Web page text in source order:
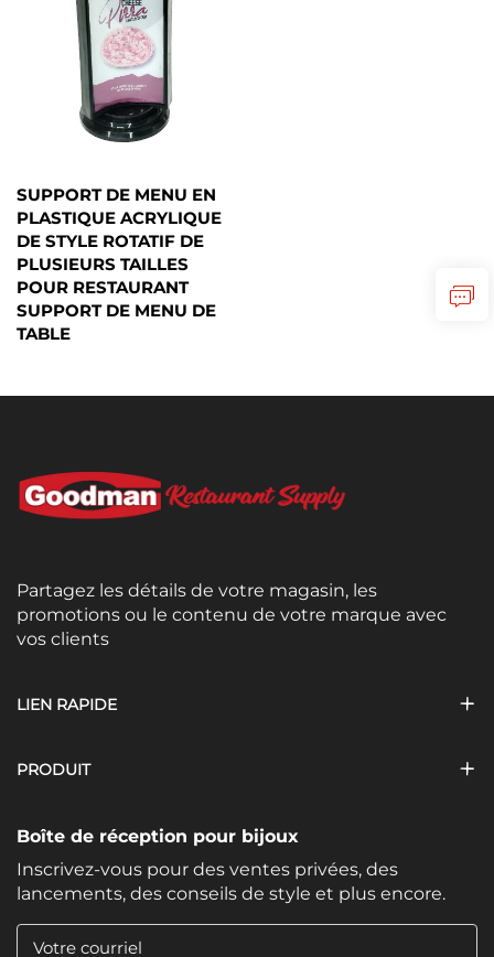
SUPPORT DE MENU EN
PLASTIQUE ACRYLIQUE
DE STYLE ROTATIF DE
PLUSIEURS TAILLES
POUR RESTAURANT
SUPPORT DE MENU DE
TABLE
Partagez les détails de votre magasin, les
promotions ou le contenu de votre marque avec
vos clients
LIEN RAPIDE
PRODUIT
Boîte de réception pour bijoux
Inscrivez-vous pour des ventes privées, des
lancements, des conseils de style et plus encore.
Votre courriel